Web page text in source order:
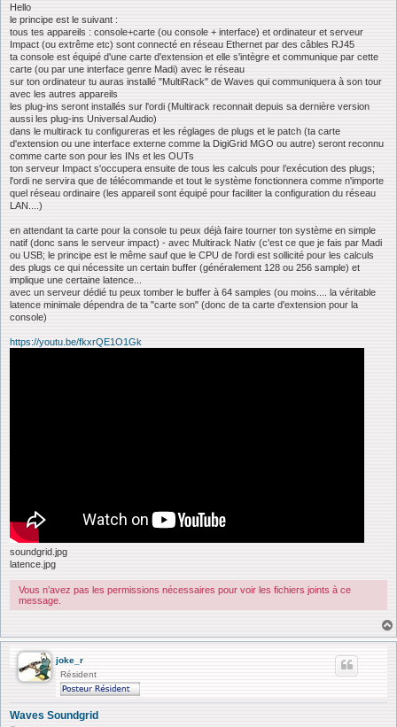
s
s
a
g
e
Hello
le principe est le suivant :
tous tes appareils : console+carte (ou console + interface) et ordinateur et serveur
Impact (ou extrême etc) sont connecté en réseau Ethernet par des câbles RJ45
ta console est équipé d'une carte d'extension et elle s'intègre et communique par cette
carte (ou par une interface genre Madi) avec le réseau
sur ton ordinateur tu auras installé "MultiRack" de Waves qui communiquera à son tour
avec les autres appareils
les plug-ins seront installés sur l'ordi (Multirack reconnait depuis sa dernière version
aussi les plug-ins Universal Audio)
dans le multirack tu configureras et les réglages de plugs et le patch (ta carte
d'extension ou une interface externe comme la DigiGrid MGO ou autre) seront reconnu
comme carte son pour les INs et les OUTs
ton serveur Impact s'occupera ensuite de tous les calculs pour l’exécution des plugs;
l'ordi ne servira que de télécommande et tout le système fonctionnera comme n'importe
quel réseau ordinaire (les appareil sont équipé pour faciliter la configuration du réseau
LAN....)
en attendant ta carte pour la console tu peux déjà faire tourner ton système en simple
natif (donc sans le serveur impact) - avec Multirack Nativ (c'est ce que je fais par Madi
ou USB; le principe est le même sauf que le CPU de l'ordi est sollicité pour les calculs
des plugs ce qui nécessite un certain buffer (généralement 128 ou 256 sample) et
implique une certaine latence...
avec un serveur dédié tu peux tomber le buffer à 64 samples (ou moins.... la véritable
latence minimale dépendra de ta "carte son" (donc de ta carte d'extension pour la
console)
https://youtu.be/fkxrQE1O1Gk
soundgrid.jpg
latence.jpg
Vous n’avez pas les permissions nécessaires pour voir les fichiers joints à ce
message.
joke_r
Résident
Waves Soundgrid